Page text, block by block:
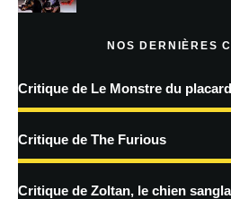
Prévenez-moi de tous les nouveaux articles
traitées
NOS DERNIÈRES
Critique de Le Monstre du placard
Critique de The Furious
Critique de Zoltan, le chien